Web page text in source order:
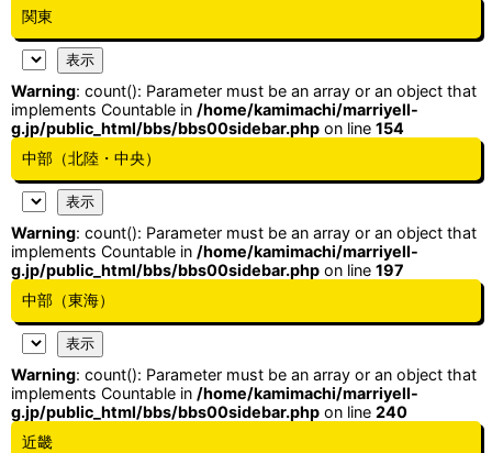
関東
Warning: count(): Parameter must be an array or an object that
implements Countable in /home/kamimachi/marriyell-
g.jp/public_html/bbs/bbs00sidebar.php on line 154
中部（北陸・中央）
Warning: count(): Parameter must be an array or an object that
implements Countable in /home/kamimachi/marriyell-
g.jp/public_html/bbs/bbs00sidebar.php on line 197
中部（東海）
Warning: count(): Parameter must be an array or an object that
implements Countable in /home/kamimachi/marriyell-
g.jp/public_html/bbs/bbs00sidebar.php on line 240
近畿